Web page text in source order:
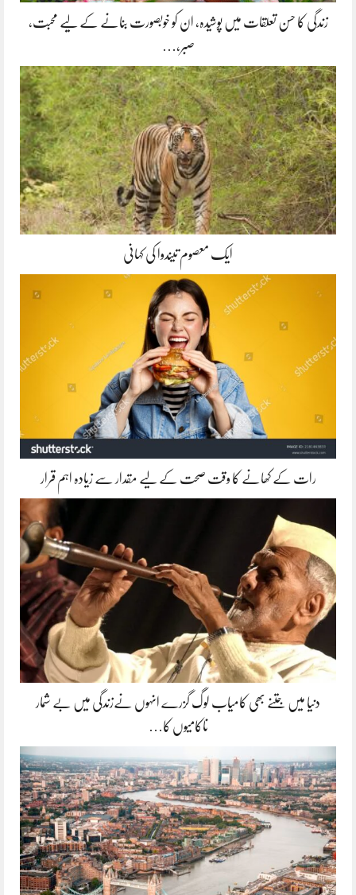
زندگی کا حسن تعلقات میں پوشیدہ, ان کو خوبصورت بنانے کے لیے محبت،
صبر،…
ایک معصوم تیندوا کی کہانی
رات کے کھانے کا وقت صحت کے لیے مقدار سے زیادہ اہم قرار
دنیا میں جتنے بھی کامیاب لوگ گزرے انہوں نےزندگی میں بے شمار
ناکامیوں کا…